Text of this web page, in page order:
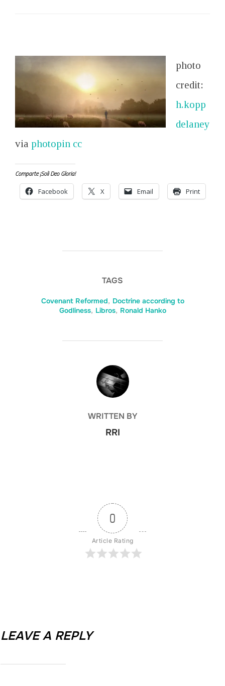
photo
credit:
h.kopp
delaney
via photopin cc
Comparte ¡Soli Deo Gloria!
Facebook X Email Print
TAGS
Covenant Reformed, Doctrine according to
Godliness, Libros, Ronald Hanko
POST AUTHOR
WRITTEN BY
RRI
0
Article Rating
LEAVE A REPLY